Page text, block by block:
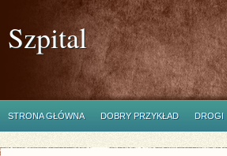
Szpital
STRONA GŁÓWNA DOBRY PRZYKŁAD DROGI